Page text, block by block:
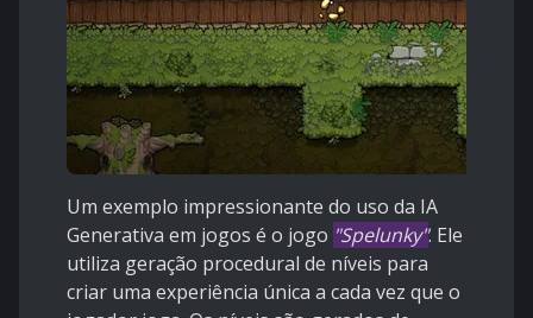
Um exemplo impressionante do uso da IA
Generativa em jogos é o jogo "Spelunky". Ele
utiliza geração procedural de níveis para
criar uma experiência única a cada vez que o